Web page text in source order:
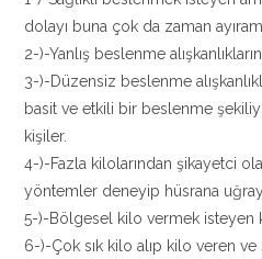
dolayı buna çok da zaman
2-)-Yanlış beslenme
3-)-Düzensiz beslenme
basit ve etkili bir beslenme
kişiler.
4-)-Fazla kilolarından şikayetci
yöntemler deneyip hüsrana
5-)-Bölgesel kilo vermek isteyen
6-)-Çok sık kilo alıp kilo veren